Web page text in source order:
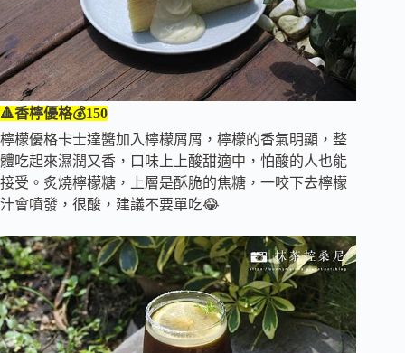
🔺香檸優格💰150
檸檬優格卡士達醬加入檸檬屑屑，檸檬的香氣明顯，整
體吃起來濕潤又香，口味上上酸甜適中，怕酸的人也能
接受。炙燒檸檬糖，上層是酥脆的焦糖，一咬下去檸檬
汁會噴發，很酸，建議不要單吃😂